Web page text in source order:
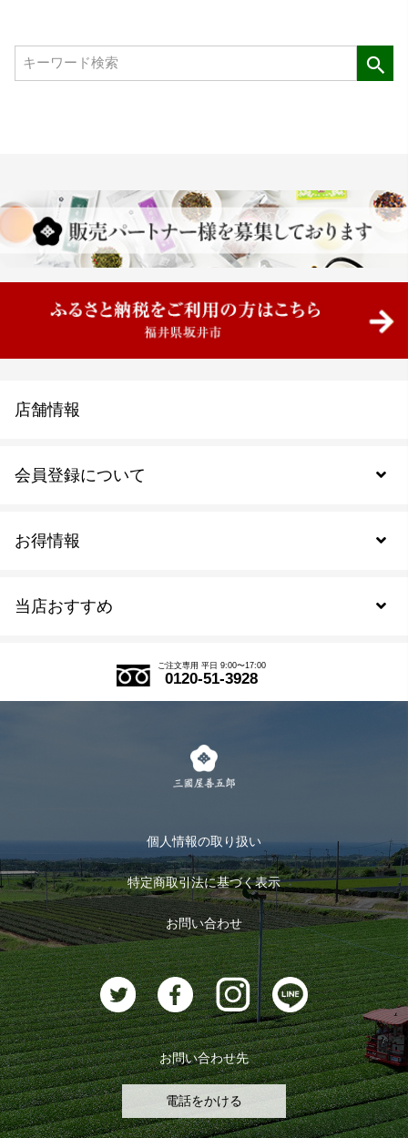
当店おすすめ
式部の香りシリーズ
お茶のギフト
おすすめのお茶
お茶に合うスイーツ
お得情報
会員登録について
会員規約について
ログイン
ログアウト
店舗情報
ご注文専用 平日 9:00〜17:00
0120-51-3928
個人情報の取り扱い
特定商取引法に基づく表示
お問い合わせ
お問い合わせ先
電話をかける